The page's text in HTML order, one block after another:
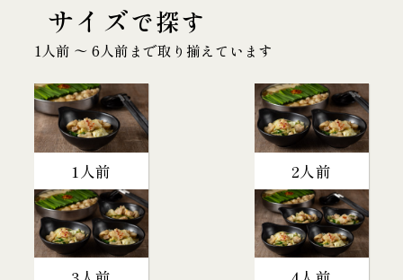
サイズで探す
1人前 〜 6人前まで取り揃えています
1人前 2人前